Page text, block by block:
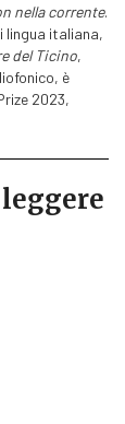
nella corrente.
lingua italiana,
del Ticino,
è
2023,